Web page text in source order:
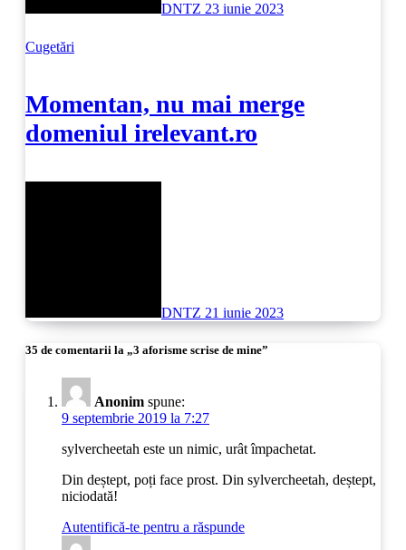
DNTZ 23 iunie 2023
Cugetări
Momentan, nu mai merge
domeniul irelevant.ro
DNTZ 21 iunie 2023
35 de comentarii la „3 aforisme scrise de mine”
Anonim spune:
9 septembrie 2019 la 7:27
sylvercheetah este un nimic, urât împachetat.
Din deștept, poți face prost. Din sylvercheetah, deștept,
niciodată!
Autentifică-te pentru a răspunde